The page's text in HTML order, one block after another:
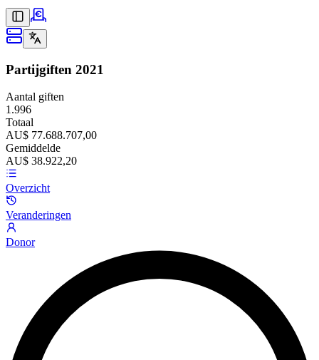
Partijgiften 2021
Aantal giften
1.996
Totaal
AU$ 77.688.707,00
Gemiddelde
AU$ 38.922,20
Overzicht
Veranderingen
Donor